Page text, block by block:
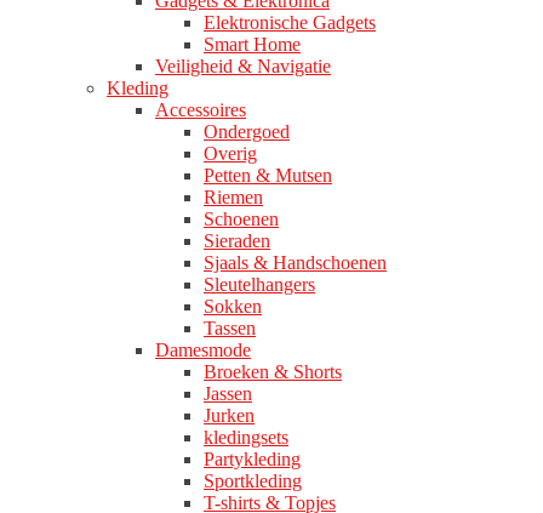
Elektronische Gadgets
Smart Home
Veiligheid & Navigatie
Kleding
Accessoires
Ondergoed
Overig
Petten & Mutsen
Riemen
Schoenen
Sieraden
Sjaals & Handschoenen
Sleutelhangers
Sokken
Tassen
Damesmode
Broeken & Shorts
Jassen
Jurken
kledingsets
Partykleding
Sportkleding
T-shirts & Topjes